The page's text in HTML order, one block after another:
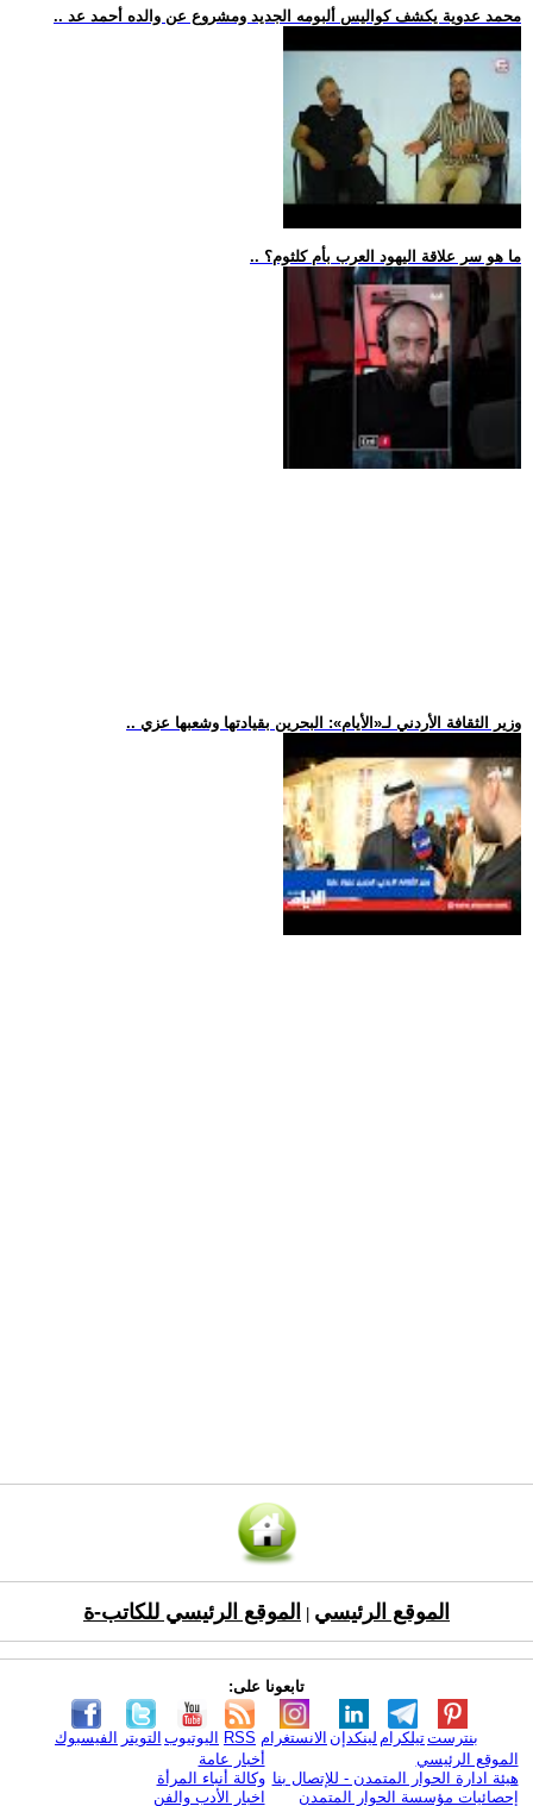
.. محمد عدوية يكشف كواليس ألبومه الجديد ومشروع عن والده أحمد عد
.. ما هو سر علاقة اليهود العرب بأم كلثوم؟
.. وزير الثقافة الأردني لـ«الأيام»: البحرين بقيادتها وشعبها عزي
الموقع الرئيسي الموقع الرئيسي للكاتب-ة
تابعونا على:
الفيسبوك التويتر اليوتيوب RSS الانستغرام لينكدإن تيلكرامبنترست
الموقع الرئيسي
هيئة ادارة الحوار المتمدن - للإتصال بنا
إحصائيات مؤسسة الحوار المتمدن
أخبار عامة
وكالة أنباء المرأة
اخبار الأدب والفن